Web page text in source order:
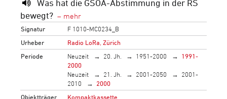
Was hat die GSOA-Abstimmung in der RS
bewegt?
Signatur
F 1010-MC0234_B
Urheber
Radio LoRa, Zürich
Periode
Neuzeit 20. Jh. 1951-2000
1991-
2000
Neuzeit
21. Jh. 2001-2050
2001-
2010
2000
Objektträger
Kompaktkassette